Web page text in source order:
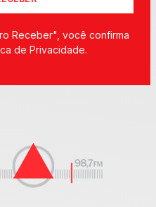
Receber", você confirma
de Privacidade.